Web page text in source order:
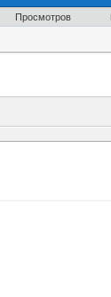
Просмотров